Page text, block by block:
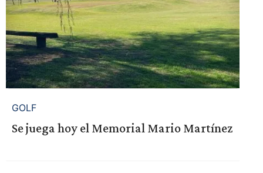
GOLF
Se juega hoy el Memorial Mario Martínez